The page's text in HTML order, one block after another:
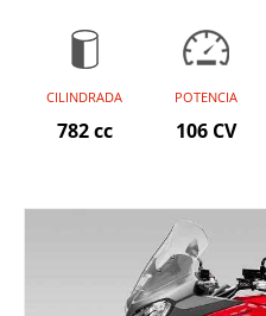
CILINDRADA
782 cc
POTENCIA
106 CV